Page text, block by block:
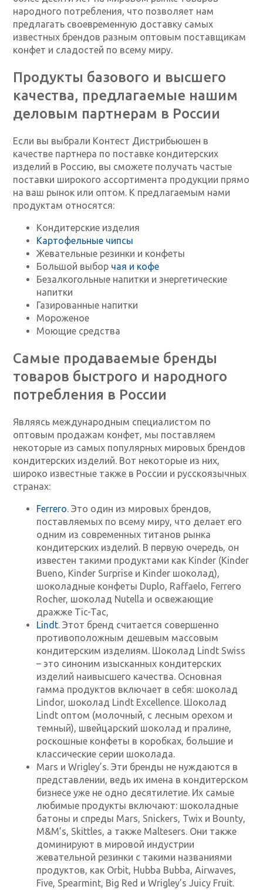
народного потребления, что позволяет нам
предлагать своевременную доставку самых
известных брендов разным оптовым поставщикам
конфет и сладостей по всему миру.
Продукты базового и высшего
качества, предлагаемые нашим
деловым партнерам в России
Если вы выбрали Контест Дистрибьюшен в
качестве партнера по поставке кондитерских
изделий в Россию, вы сможете получать частые
поставки широкого ассортимента продукции прямо
на ваш рынок или оптом. К предлагаемым нами
продуктам относятся:
Кондитерские изделия
Картофельные чипсы
Жевательные резинки и конфеты
Большой выбор чая и кофе
Безалкогольные напитки и энергетические
напитки
Газированные напитки
Мороженое
Моющие средства
Самые продаваемые бренды
товаров быстрого и народного
потребления в России
Являясь международным специалистом по
оптовым продажам конфет, мы поставляем
некоторые из самых популярных мировых брендов
кондитерских изделий. Вот некоторые из них,
широко известные также в России и русскоязычных
странах:
Ferrero. Это один из мировых брендов,
поставляемых по всему миру, что делает его
одним из современных титанов рынка
кондитерских изделий. В первую очередь, он
известен такими продуктами как Kinder (Kinder
Bueno, Kinder Surprise и Kinder шоколад),
шоколадные конфеты Duplo, Raffaelo, Ferrero
Rocher, шоколад Nutella и освежающие
дражже Tic-Tac,
Lindt. Этот бренд считается совершенно
противоположным дешевым массовым
кондитерским изделиям. Шоколад Lindt Swiss
– это синоним изысканных кондитерских
изделий наивысшего качества. Основная
гамма продуктов включает в себя: шоколад
Lindor, шоколад Lindt Excellence. Шоколад
Lindt оптом (молочный, с лесным орехом и
темный), швейцарский шоколад и пралине,
роскошные конфеты в коробках, большие и
классические серии шоколада.
Mars и Wrigley’s. Эти бренды не нуждаются в
представлении, ведь их имена в кондитерском
бизнесе уже не одно десятилетие. Их самые
любимые продукты включают: шоколадные
батоны и спреды Mars, Snickers, Twix и Bounty,
M&M’s, Skittles, а также Maltesers. Они также
доминируют в мировой индустрии
жевательной резинки с такими названиями
продуктов, как Orbit, Hubba Bubba, Airwaves,
Five, Spearmint, Big Red и Wrigley’s Juicy Fruit.